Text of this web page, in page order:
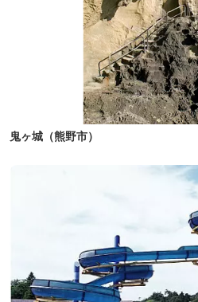
鬼ヶ城（熊野市）